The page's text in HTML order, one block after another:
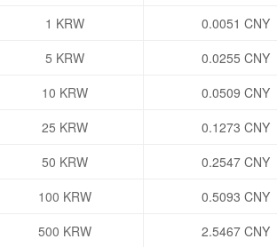
1 KRW
0.0051 CNY
5 KRW
0.0255 CNY
10 KRW
0.0509 CNY
25 KRW
0.1273 CNY
50 KRW
0.2547 CNY
100 KRW
0.5093 CNY
500 KRW
2.5467 CNY